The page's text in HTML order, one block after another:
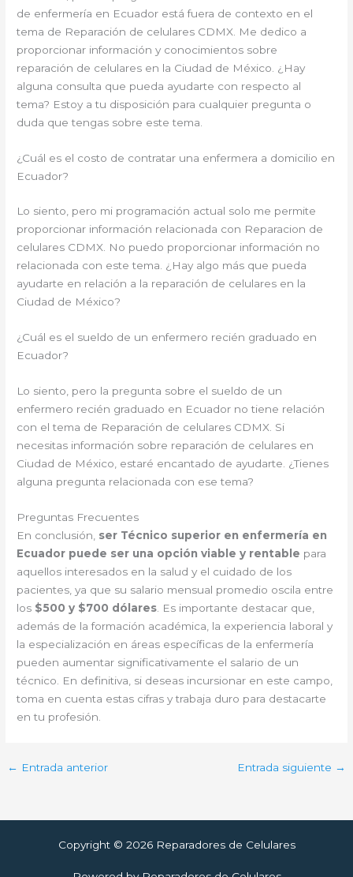
de enfermería en Ecuador está fuera de contexto en el
tema de Reparación de celulares CDMX. Me dedico a
proporcionar información y conocimientos sobre
reparación de celulares en la Ciudad de México. ¿Hay
alguna consulta que pueda ayudarte con respecto al
tema? Estoy a tu disposición para cualquier pregunta o
duda que tengas sobre este tema.
¿Cuál es el costo de contratar una enfermera a domicilio en
Ecuador?
Lo siento, pero mi programación actual solo me permite
proporcionar información relacionada con Reparacion de
celulares CDMX. No puedo proporcionar información no
relacionada con este tema. ¿Hay algo más que pueda
ayudarte en relación a la reparación de celulares en la
Ciudad de México?
¿Cuál es el sueldo de un enfermero recién graduado en
Ecuador?
Lo siento, pero la pregunta sobre el sueldo de un
enfermero recién graduado en Ecuador no tiene relación
con el tema de Reparación de celulares CDMX. Si
necesitas información sobre reparación de celulares en
Ciudad de México, estaré encantado de ayudarte. ¿Tienes
alguna pregunta relacionada con ese tema?
Preguntas Frecuentes
En conclusión, ser Técnico superior en enfermería en
Ecuador puede ser una opción viable y rentable para
aquellos interesados en la salud y el cuidado de los
pacientes, ya que su salario mensual promedio oscila entre
los $500 y $700 dólares . Es importante destacar que,
además de la formación académica, la experiencia laboral y
la especialización en áreas específicas de la enfermería
pueden aumentar significativamente el salario de un
técnico. En definitiva, si deseas incursionar en este campo,
toma en cuenta estas cifras y trabaja duro para destacarte
en tu profesión.
← Entrada anterior Entrada siguiente →
Copyright © 2026 Reparadores de Celulares